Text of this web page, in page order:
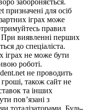
призначені для осіб
іграх може
правил
При виявленні перших
до спеціаліста.
іграх не може бути
роботі.
не проводить
гроші, також сайт не
та інших
пов’язані з
тоталізаторами. Будь-